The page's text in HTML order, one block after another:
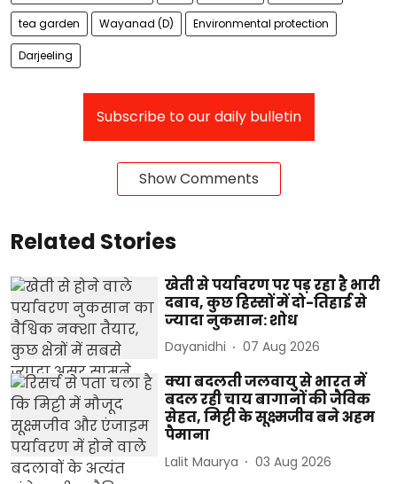
tea garden Wayanad (D) Environmental protection
Darjeeling
Subscribe to our daily bulletin
Show Comments
Related Stories
खेती से पर्यावरण पर पड़ रहा है भारी
दबाव, कुछ हिस्सों में दो-तिहाई से
ज्यादा नुकसान: शोध
Dayanidhi 07 Aug 2026
क्या बदलती जलवायु से भारत में
बदल रही चाय बागानों की जैविक
सेहत, मिट्टी के सूक्ष्मजीव बने अहम
पैमाना
Lalit Maurya 03 Aug 2026